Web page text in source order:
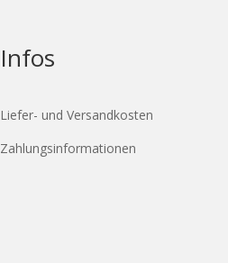
Infos
Liefer- und Versandkosten
Zahlungsinformationen